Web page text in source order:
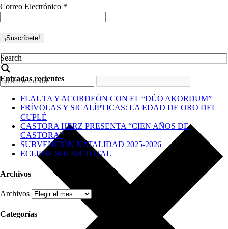
Correo Electrónico *
Search
Entradas recientes
FLAUTA Y ACORDEÓN CON EL “DÚO AKORDUM”
FRÍVOLAS Y SICALÍPTICAS: LA EDAD DE ORO DEL
CUPLÉ
CASTORA HERZ PRESENTA “CIEN AÑOS DE
CASTORA”
SUBVENCIÓN NATALIDAD 2025-2026
ECLIPSE SOLAR TOTAL
Archivos
Archivos
Categorías